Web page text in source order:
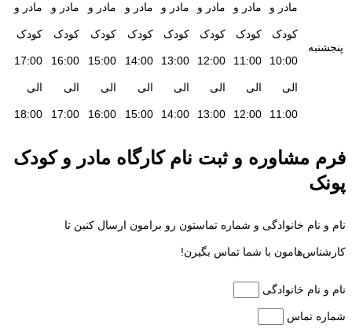
پنجشنبه
مادر و
کودک
10:00
الی
11:00
مادر و
کودک
11:00
الی
12:00
مادر و
کودک
12:00
الی
13:00
مادر و
کودک
13:00
الی
14:00
مادر و
کودک
14:00
الی
15:00
مادر و
کودک
15:00
الی
16:00
مادر و
کودک
16:00
الی
17:00
مادر و
کودک
17:00
الی
18:00
فرم مشاوره و ثبت نام کارگاه مادر و کودک
پونک
نام و نام خانوادگی و شماره تماستون رو برامون ارسال کنین تا
کارشناس‌هامون با شما تماس بگیرن!
نام و نام خانوادگی
شماره تماس